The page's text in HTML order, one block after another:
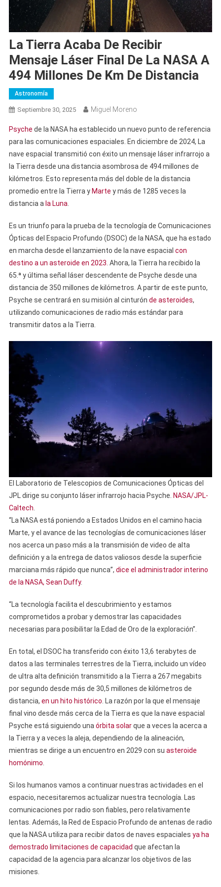
La Tierra Acaba De Recibir
Mensaje Láser Final De La NASA A
494 Millones De Km De Distancia
Astronomía
Septiembre 30, 2025 Miguel Moreno
Psyche de la NASA ha establecido un nuevo punto de referencia
para las comunicaciones espaciales. En diciembre de 2024, La
nave espacial transmitió con éxito un mensaje láser infrarrojo a
la Tierra desde una distancia asombrosa de 494 millones de
kilómetros. Esto representa más del doble de la distancia
promedio entre la Tierra y Marte y más de 1285 veces la
distancia a la Luna
Es un triunfo para la prueba de la tecnología de Comunicaciones
Ópticas del Espacio Profundo (DSOC) de la NASA, que ha estado
en marcha desde el lanzamiento de la nave espacial con
destino a un asteroide en 2023. Ahora, la Tierra ha recibido la
65.ª y última señal láser descendente de Psyche desde una
distancia de 350 millones de kilómetros. A partir de este punto,
Psyche se centrará en su misión al cinturón de asteroides,
utilizando comunicaciones de radio más estándar para
transmitir datos a la Tierra.
El Laboratorio de Telescopios de Comunicaciones Ópticas del
JPL dirige su conjunto láser infrarrojo hacia Psyche. NASA/JPL-
Caltech
“La NASA está poniendo a Estados Unidos en el camino hacia
Marte, y el avance de las tecnologías de comunicaciones láser
nos acerca un paso más a la transmisión de video de alta
definición y a la entrega de datos valiosos desde la superficie
marciana más rápido que nunca”, dice el administrador interino
de la NASA, Sean Duffy.
“La tecnología facilita el descubrimiento y estamos
comprometidos a probar y demostrar las capacidades
necesarias para posibilitar la Edad de Oro de la exploración”.
En total, el DSOC ha transferido con éxito 13,6 terabytes de
datos a las terminales terrestres de la Tierra, incluido un vídeo
de ultra alta definición transmitido a la Tierra a 267 megabits
por segundo desde más de 30,5 millones de kilómetros de
distancia, en un hito histórico . La razón por la que el mensaje
final vino desde más cerca de la Tierra es que la nave espacial
Psyche está siguiendo una órbita solarque a veces la acerca a
la Tierra y a veces la aleja, dependiendo de la alineación,
mientras se dirige a un encuentro en 2029 con su asteroide
homónimo
Si los humanos vamos a continuar nuestras actividades en el
espacio, necesitaremos actualizar nuestra tecnología. Las
comunicaciones por radio son fiables, pero relativamente
lentas. Además, la Red de Espacio Profundo de antenas de radio
que la NASA utiliza para recibir datos de naves espaciales ya ha
demostrado limitaciones de capacidad que afectan la
capacidad de la agencia para alcanzar los objetivos de las
misiones.